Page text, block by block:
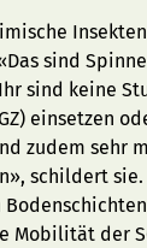
sind
sind keine
einsetzen
zudem sehr
schildert
Mobilität der